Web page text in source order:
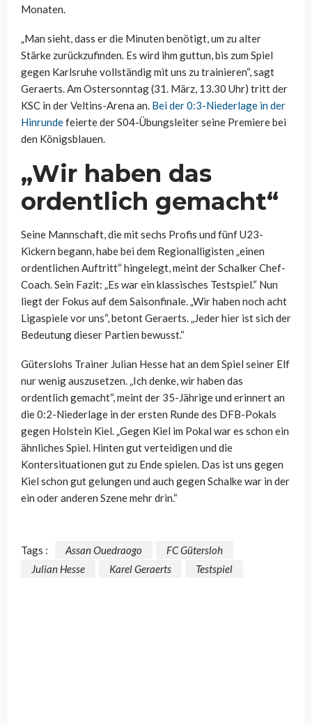
Monaten.
„Man sieht, dass er die Minuten benötigt, um zu alter
Stärke zurückzufinden. Es wird ihm guttun, bis zum Spiel
gegen Karlsruhe vollständig mit uns zu trainieren“, sagt
Geraerts. Am Ostersonntag (31. März, 13.30 Uhr) tritt der
KSC in der Veltins-Arena an. Bei der 0:3-Niederlage in der
Hinrundefeierte der S04-Übungsleiter seine Premiere bei
den Königsblauen.
„Wir haben das
ordentlich gemacht“
Seine Mannschaft, die mit sechs Profis und fünf U23-
Kickern begann, habe bei dem Regionalligisten „einen
ordentlichen Auftritt“ hingelegt, meint der Schalker Chef-
Coach. Sein Fazit: „Es war ein klassisches Testspiel.“ Nun
liegt der Fokus auf dem Saisonfinale. „Wir haben noch acht
Ligaspiele vor uns“, betont Geraerts. „Jeder hier ist sich der
Bedeutung dieser Partien bewusst.“
Güterslohs Trainer Julian Hesse hat an dem Spiel seiner Elf
nur wenig auszusetzen. „Ich denke, wir haben das
ordentlich gemacht“, meint der 35-Jährige und erinnert an
die 0:2-Niederlage in der ersten Runde des DFB-Pokals
gegen Holstein Kiel. „Gegen Kiel im Pokal war es schon ein
ähnliches Spiel. Hinten gut verteidigen und die
Kontersituationen gut zu Ende spielen. Das ist uns gegen
Kiel schon gut gelungen und auch gegen Schalke war in der
ein oder anderen Szene mehr drin.“
Tags : Assan Ouedraogo
FC Gütersloh
Julian Hesse
Karel Geraerts Testspiel